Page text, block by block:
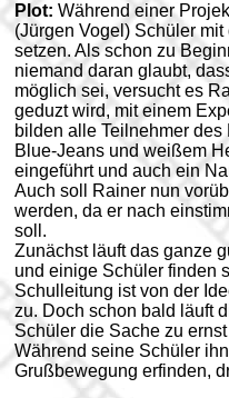
Plot: Während einer
(Jürgen Vogel) Schüler
setzen. Als schon zu
niemand daran glaubt,
möglich sei, versucht es
geduzt wird, mit einem
bilden alle Teilnehmer
Blue-Jeans und weißem
eingeführt und auch ein
Auch soll Rainer nun
werden, da er nach
soll.
Zunächst läuft das ganze
und einige Schüler finden
Schulleitung ist von der
zu. Doch schon bald läuft
Schüler die Sache zu
Während seine Schüler
Grußbewegung erfinden,